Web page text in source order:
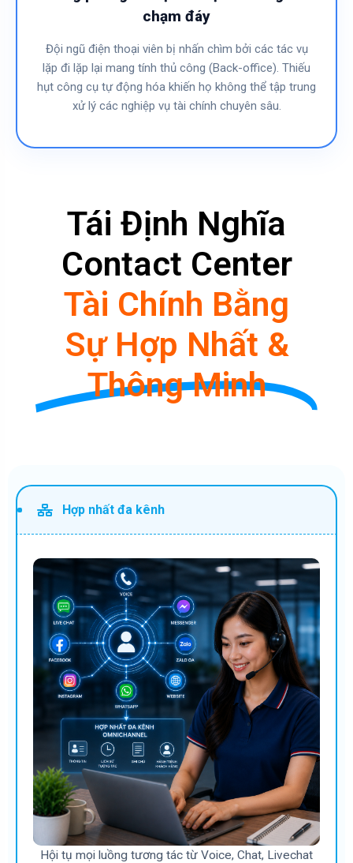
chạm đáy
Đội ngũ điện thoại viên bị nhấn chìm bởi các tác vụ
lặp đi lặp lại mang tính thủ công (Back-office). Thiếu
hụt công cụ tự động hóa khiến họ không thể tập trung
xử lý các nghiệp vụ tài chính chuyên sâu.
Tái Định Nghĩa
Contact Center
Tài Chính Bằng
Sự Hợp Nhất &
Thông Minh
Hợp nhất đa kênh
Hội tụ mọi luồng tương tác từ Voice, Chat, Livechat